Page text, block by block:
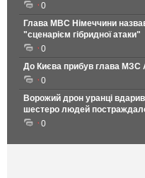
0
Глава МВС Німеччини
"сценарієм гібридної атаки"
0
До Києва прибув глава МЗС
0
Ворожий дрон уранці
шестеро людей
0